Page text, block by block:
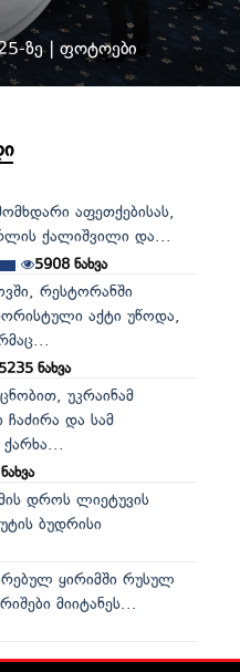
ზე | ფოტოები
აფეთქებისას,
ქალიშვილი და...
5908 ნახვა
რესტორანში
აქტი უწოდა,
ნახვა
უკრაინამ
და სამ
ქარხა...
დროს ლიეტუვის
ბუდრისი
ყირიმში რუსულ
მიიტანეს...